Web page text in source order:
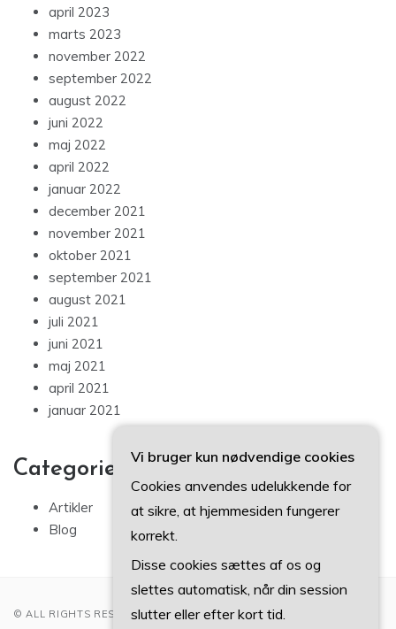
april 2023
marts 2023
november 2022
september 2022
august 2022
juni 2022
maj 2022
april 2022
januar 2022
december 2021
november 2021
oktober 2021
september 2021
august 2021
juli 2021
juni 2021
maj 2021
april 2021
januar 2021
Categories
Artikler
Blog
© ALL RIGHTS RESERVED 2022
Vi bruger kun nødvendige cookies
Cookies anvendes udelukkende for
at sikre, at hjemmesiden fungerer
korrekt.
Disse cookies sættes af os og
slettes automatisk, når din session
slutter eller efter kort tid.